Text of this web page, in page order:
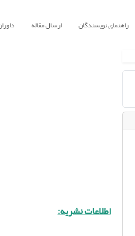
راهنمای نویسندگان ارسال مقاله
اطلاعات نشریه: